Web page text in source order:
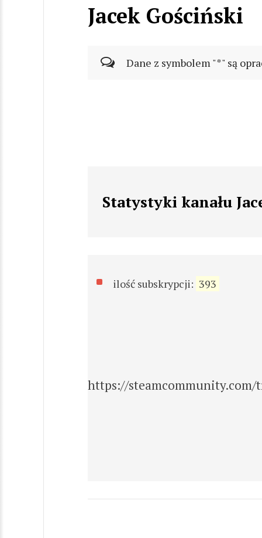
Jacek Gościński
Dane z symbolem "*" są
Statystyki kanału
ilość subskrypcji: 393
https://steamcommunity.com/